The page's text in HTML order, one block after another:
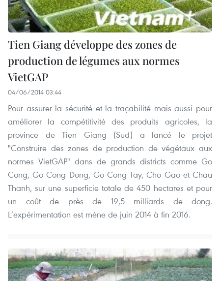
Tien Giang développe des zones de
production de légumes aux normes
VietGAP
04/06/2014 03:44
Pour assurer la sécurité et la traçabilité mais aussi pour
améliorer la compétitivité des produits agricoles, la
province de Tien Giang (Sud) a lancé le projet
"Construire des zones de production de végétaux aux
normes VietGAP" dans de grands districts comme Go
Cong, Go Cong Dong, Go Cong Tay, Cho Gao et Chau
Thanh, sur une superficie totale de 450 hectares et pour
un coût de près de 19,5 milliards de dong.
L’expérimentation est mène de juin 2014 à fin 2016.